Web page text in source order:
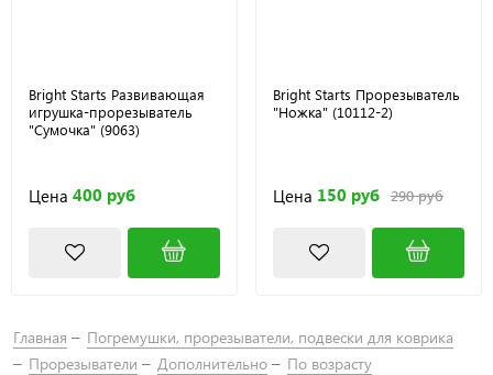
Bright Starts Развивающая
игрушка-прорезыватель
"Сумочка" (9063)
Цена 400 руб
Bright Starts Прорезыватель
"Ножка" (10112-2)
Цена 150 руб 290 руб
Главная
Погремушки, прорезыватели, подвески для коврика
Прорезыватели
Дополнительно
По возрасту